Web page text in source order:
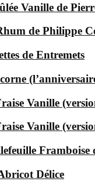
Vanille de
de Philippe
de Entremets
Vanille
Vanille
Framboise
Délice